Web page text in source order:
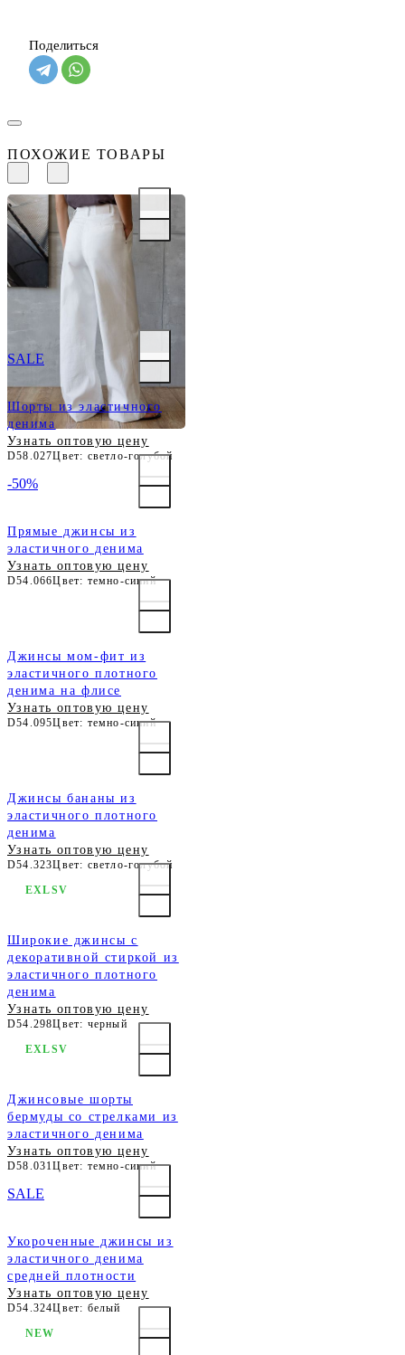
Поделиться
ПОХОЖИЕ ТОВАРЫ
Широкие джинсы с
защипами из
облегченного денима
Узнать оптовую цену
Цвет: белый
Шорты из эластичного
денима
Узнать оптовую цену
D58.027Цвет: светло-голубой
SALE
Прямые джинсы из
эластичного денима
Узнать оптовую цену
D54.066Цвет: темно-синий
-50%
Джинсы мом-фит из
эластичного плотного
денима на флисе
Узнать оптовую цену
D54.095Цвет: темно-синий
Джинсы бананы из
эластичного плотного
денима
Узнать оптовую цену
D54.323Цвет: светло-голубой
Широкие джинсы с
декоративной стиркой из
эластичного плотного
денима
Узнать оптовую цену
D54.298Цвет: черный
EXLSV
Джинсовые шорты
бермуды со стрелками из
эластичного денима
Узнать оптовую цену
D58.031Цвет: темно-синий
EXLSV
Укороченные джинсы из
эластичного денима
средней плотности
Узнать оптовую цену
D54.324Цвет: белый
SALE
NEW